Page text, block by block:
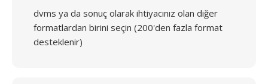
dvms ya da sonuç olarak ihtiyacınız olan diğer
formatlardan birini seçin (200'den fazla format
desteklenir)